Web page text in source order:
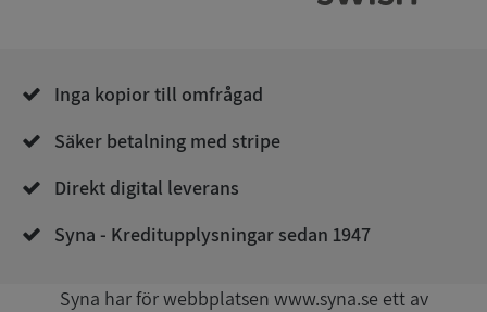
Inga kopior till omfrågad
Säker betalning med stripe
Direkt digital leverans
Syna - Kreditupplysningar sedan 1947
Syna har för webbplatsen www.syna.se ett av
Google
Privacy Policy